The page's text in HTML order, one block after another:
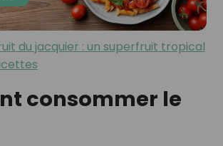
du jacquier : un superfruit tropical
consommer le